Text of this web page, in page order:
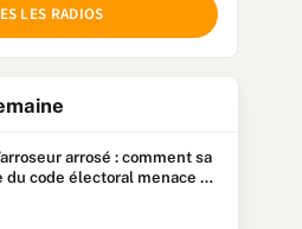
LES RADIOS
arrosé : comment sa
du code électoral menace sa